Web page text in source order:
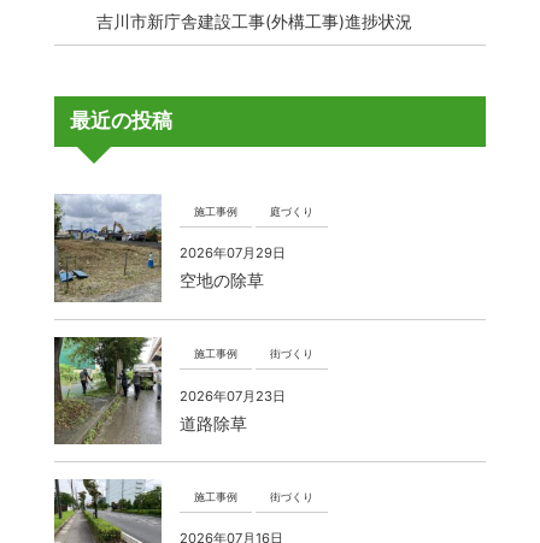
吉川市新庁舎建設工事(外構工事)進捗状況
最近の投稿
施工事例 庭づくり
2026年07月29日
空地の除草
施工事例 街づくり
2026年07月23日
道路除草
施工事例 街づくり
2026年07月16日